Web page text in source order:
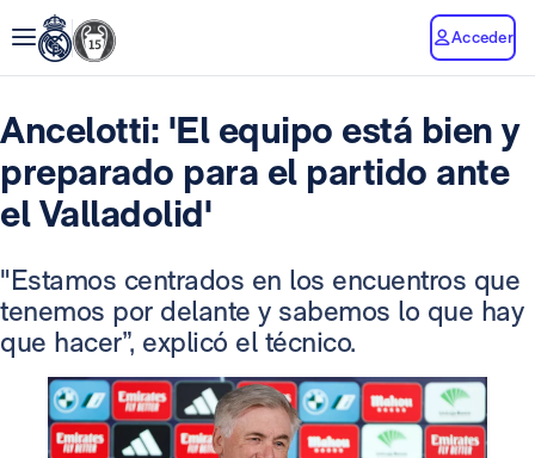
Acceder
Ancelotti: 'El equipo está bien y
preparado para el partido ante
el Valladolid'
"Estamos centrados en los encuentros que
tenemos por delante y sabemos lo que hay
que hacer”, explicó el técnico.